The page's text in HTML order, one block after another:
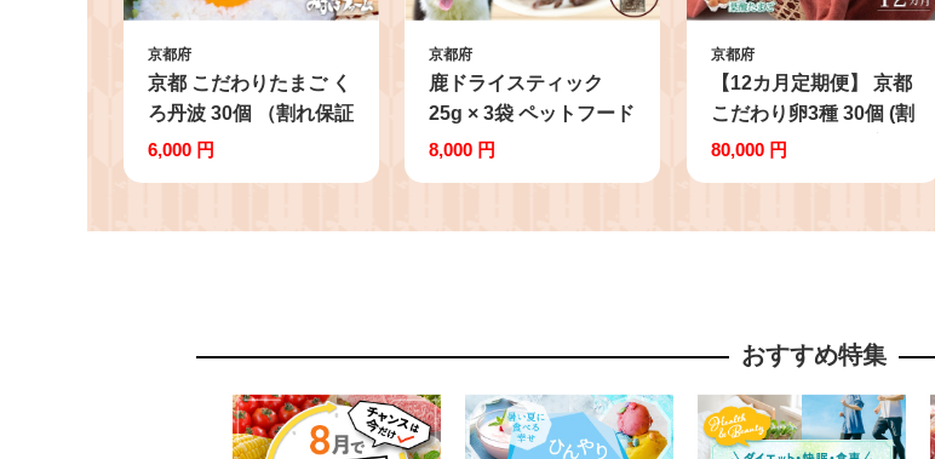
京都府
京都 こだわりたまご く
ろ丹波 30個 （割れ保証
6個含む） パック 卵 た
卵料理 卵焼き 卵かけご
産 丹波 黒大豆 京丹波
ふるさと納税 生卵 人気
ランキング お試し
6,000 円
京都府
鹿ドライスティック
25g × 3袋 ペットフード
ペット ドッグフード お
ヌ 犬 わんちゃん ワン
犬のおやつ イヌのおや
品 鹿肉 ジビエ ジビエ
肉 健康 栄養豊富 安心
8,000 円
京都府
【12カ月定期便】 京都
こだわり卵3種 30個 (割
れ保証6個含む) 国産 卵
新鮮卵 3種 食べ比べ セ
けごはん 卵焼き 玉子焼
贈答 贈答品 人気 ラン
キング 京丹波町 京都府
80,000 円
おすすめ特集